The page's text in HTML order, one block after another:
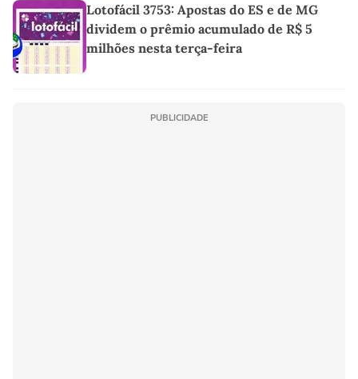
Lotofácil 3753: Apostas do ES e de MG
dividem o prêmio acumulado de R$ 5
milhões nesta terça-feira
PUBLICIDADE